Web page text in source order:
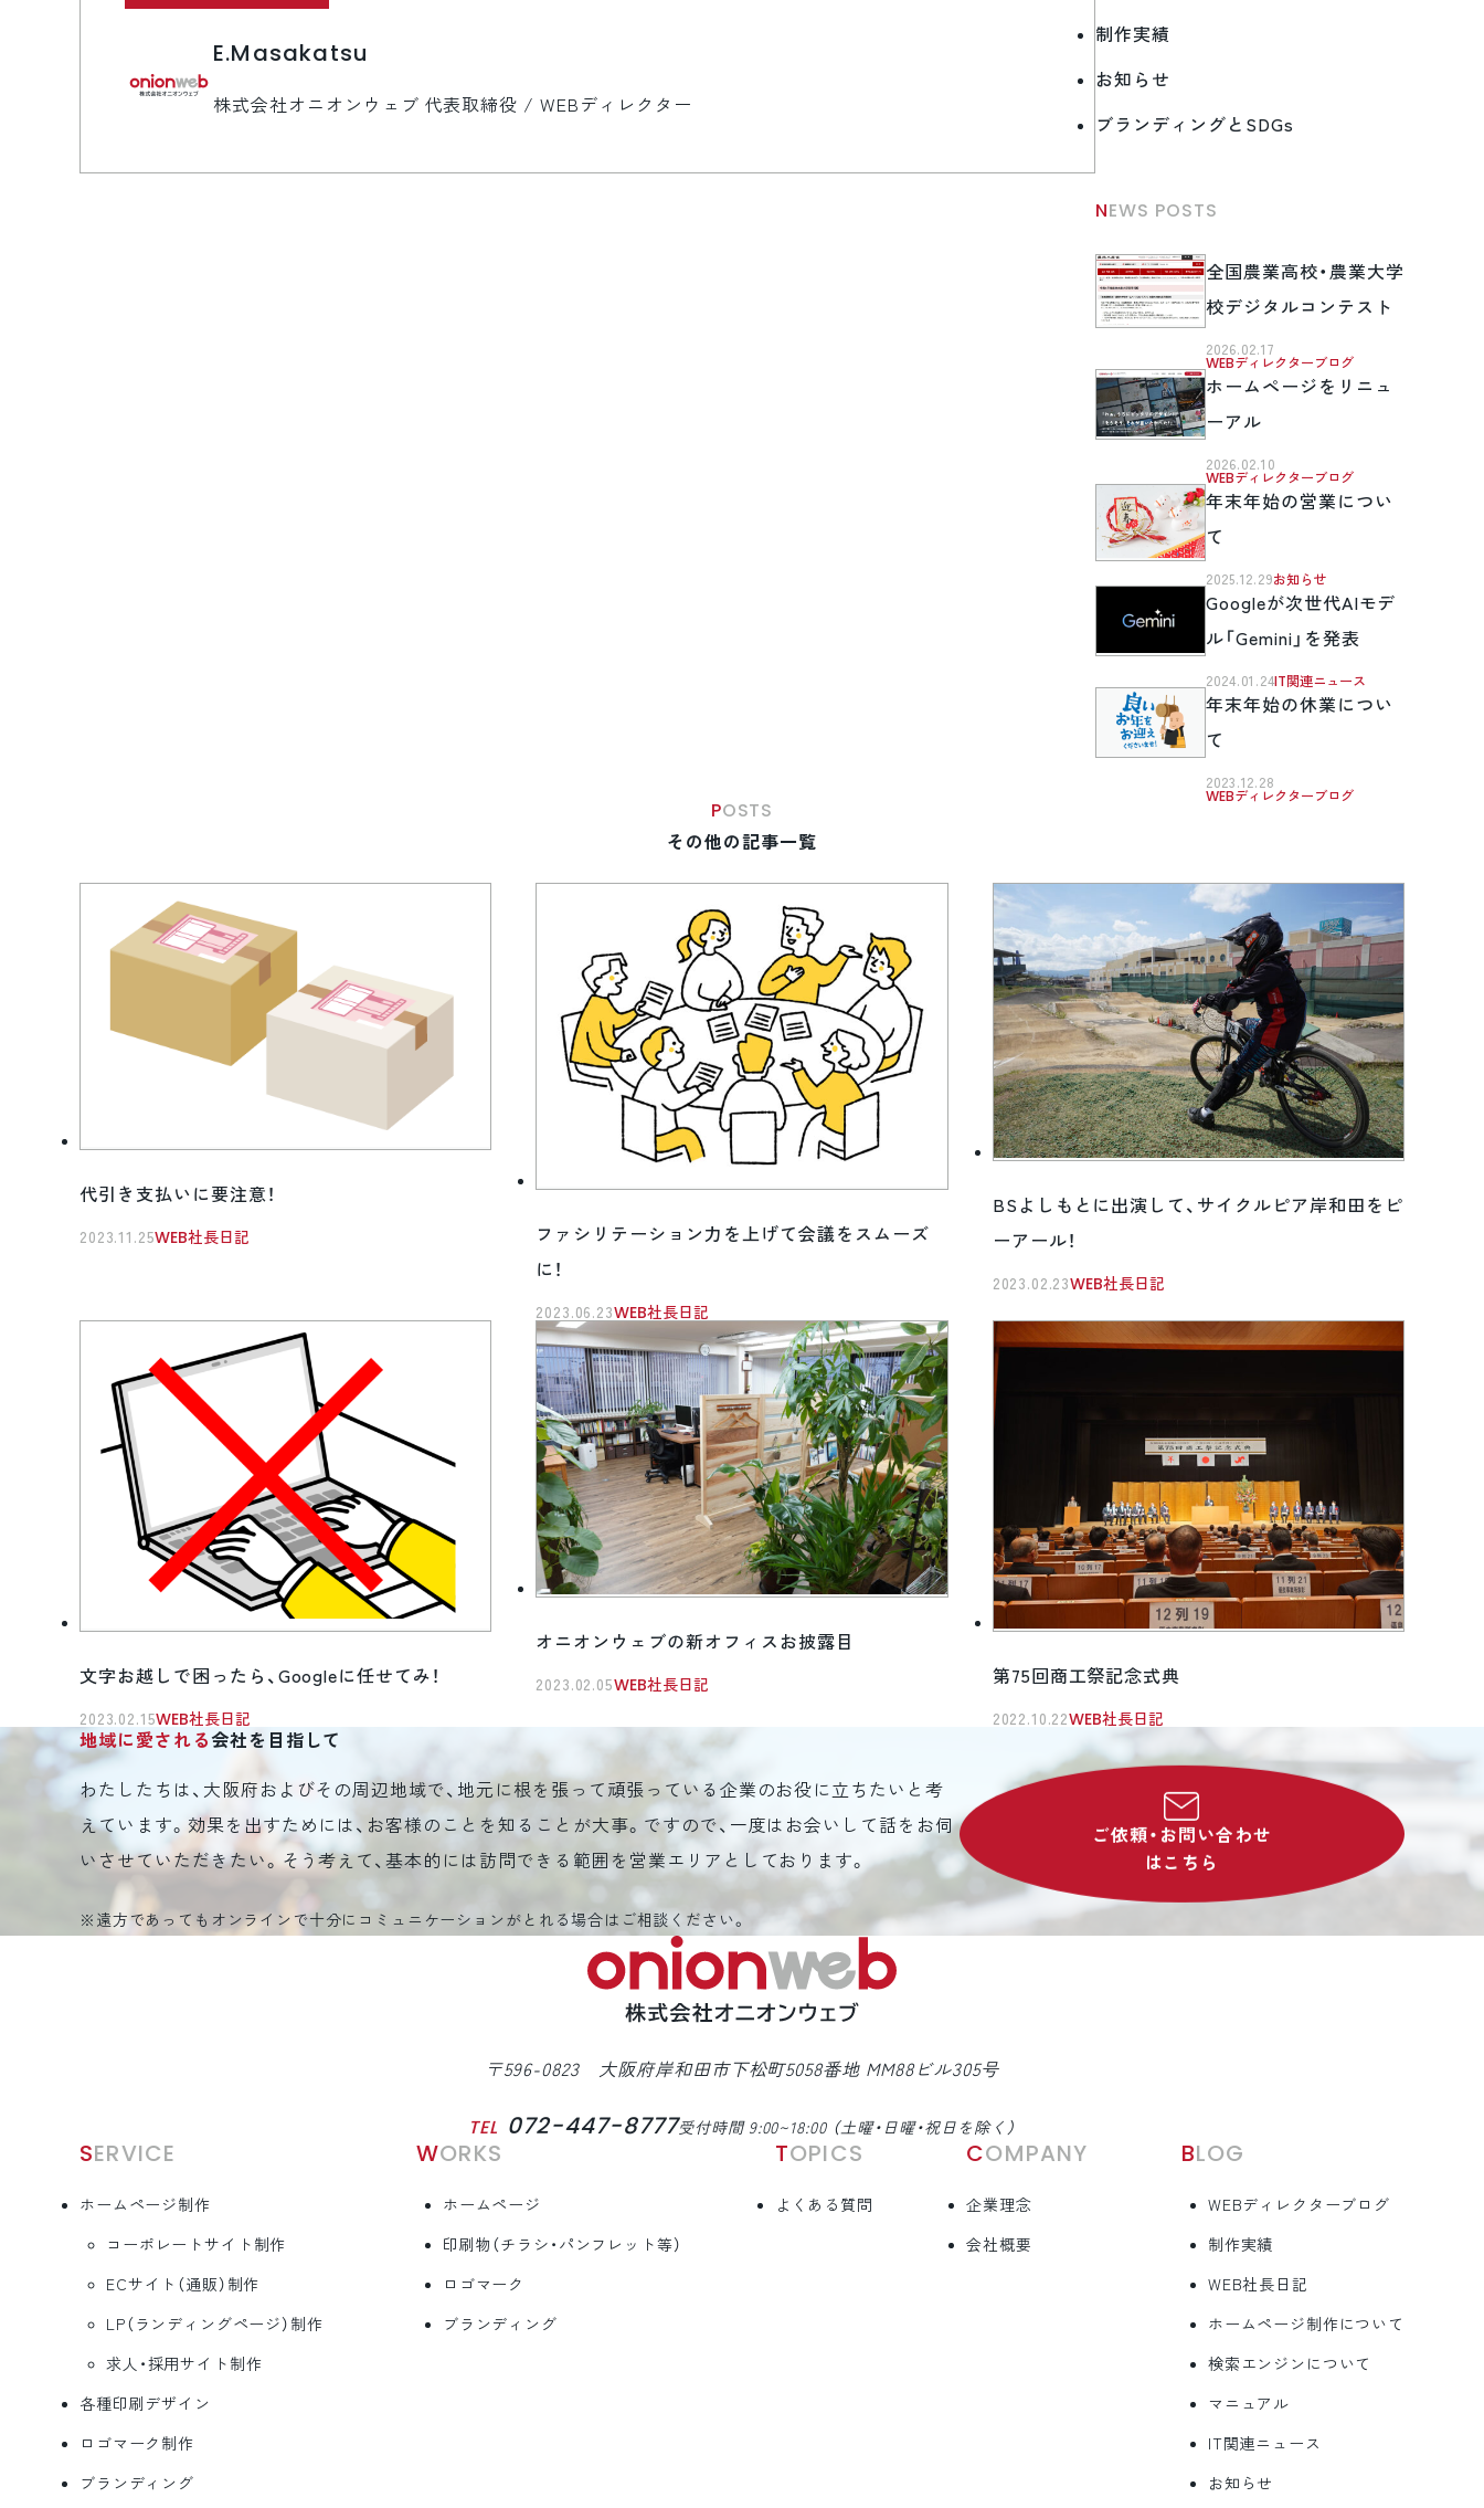
E.Masakatsu
株式会社オニオンウェブ 代表取締役 / WEBディレクター
制作実績
お知らせ
ブランディングとSDGs
NEWS POSTS
全国農業高校・農業大学
校デジタルコンテスト
2026.02.17
WEBディレクターブログ
ホームページをリニュ
ーアル
2026.02.10
WEBディレクターブログ
年末年始の営業につい
て
2025.12.29お知らせ
Googleが次世代AIモデ
ル「Gemini」を発表
2024.01.24 IT関連ニュース
年末年始の休業につい
て
2023.12.28
WEBディレクターブログ
POSTS
その他の記事一覧
代引き支払いに要注意！
2023.11.25WEB社長日記
ファシリテーション力を上げて会議をスムーズ
に！
2023.06.23WEB社長日記
BSよしもとに出演して、サイクルピア岸和田をピ
ーアール！
2023.02.23WEB社長日記
文字お越しで困ったら、Googleに任せてみ！
2023.02.15WEB社長日記
オニオンウェブの新オフィスお披露目
2023.02.05WEB社長日記 第75回商工祭記念式典
2022.10.22WEB社長日記
地域に愛される会社を目指して
わたしたちは、大阪府およびその周辺地域で、地元に根を張って頑張っている企業のお役に立ちたいと考
えています。効果を出すためには、お客様のことを知ることが大事。ですので、一度はお会いして話をお伺
いさせていただきたい。そう考えて、基本的には訪問できる範囲を営業エリアとしております。
※遠方であってもオンラインで十分にコミュニケーションがとれる場合はご相談ください。
ご依頼・お問い合わせ
はこちら
〒596-0823 大阪府岸和田市下松町5058番地 MM88ビル305号
TEL 072-447-8777受付時間 9:00~18:00 （土曜・日曜・祝日を除く）
SERVICE
ホームページ制作
コーポレートサイト制作
ECサイト（通販）制作
LP（ランディングページ）制作
求人・採用サイト制作
各種印刷デザイン
ロゴマーク制作
ブランディング
WORKS
ホームページ
印刷物（チラシ・パンフレット等）
ロゴマーク
ブランディング
TOPICS
よくある質問
COMPANY
企業理念
会社概要
BLOG
WEBディレクターブログ
制作実績
WEB社長日記
ホームページ制作について
検索エンジンについて
マニュアル
IT関連ニュース
お知らせ